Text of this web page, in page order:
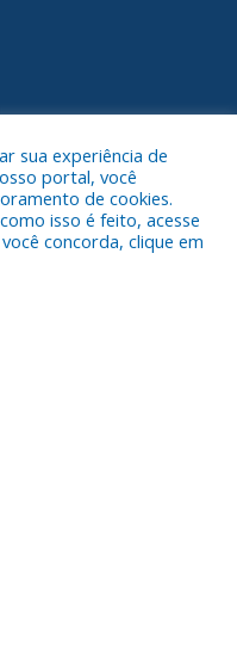
sua experiência de
portal, você
de cookies.
isso é feito, acesse
você concorda, clique em